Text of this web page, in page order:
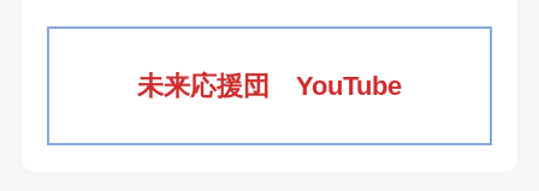
未来応援団 YouTube